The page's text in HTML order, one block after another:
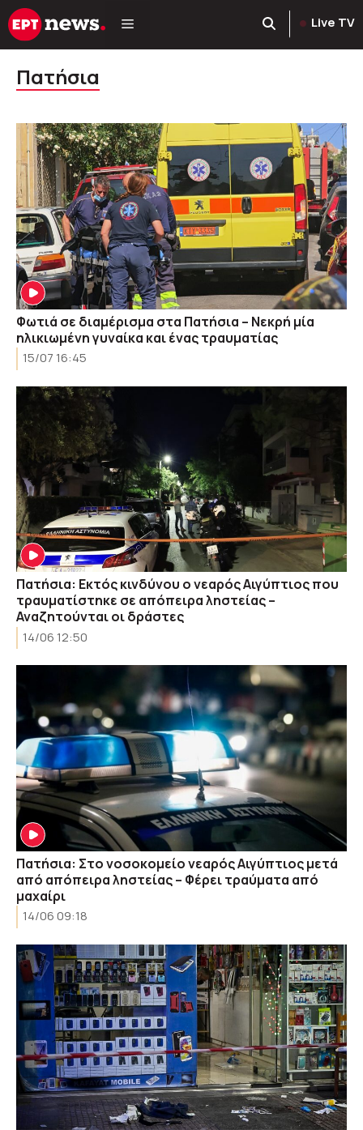
Μετάβαση
σε
Live TV
Πατήσια
Φωτιά σε διαμέρισμα στα Πατήσια – Νεκρή μία
ηλικιωμένη γυναίκα και ένας τραυματίας
15/07 16:45
Πατήσια: Εκτός κινδύνου ο νεαρός Αιγύπτιος που
τραυματίστηκε σε απόπειρα ληστείας –
Αναζητούνται οι δράστες
14/06 12:50
Πατήσια: Στο νοσοκομείο νεαρός Αιγύπτιος μετά
από απόπειρα ληστείας – Φέρει τραύματα από
μαχαίρι
14/06 09:18